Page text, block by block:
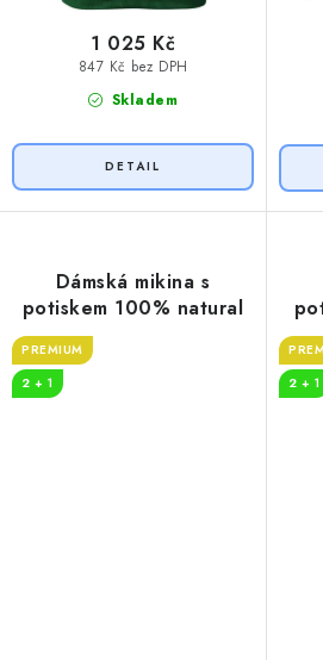
Skladem
847 Kč bez DPH
1 025 Kč
Dámská mikina s
potiskem 100% natural
PREMIUM
2 + 1
2 + 1